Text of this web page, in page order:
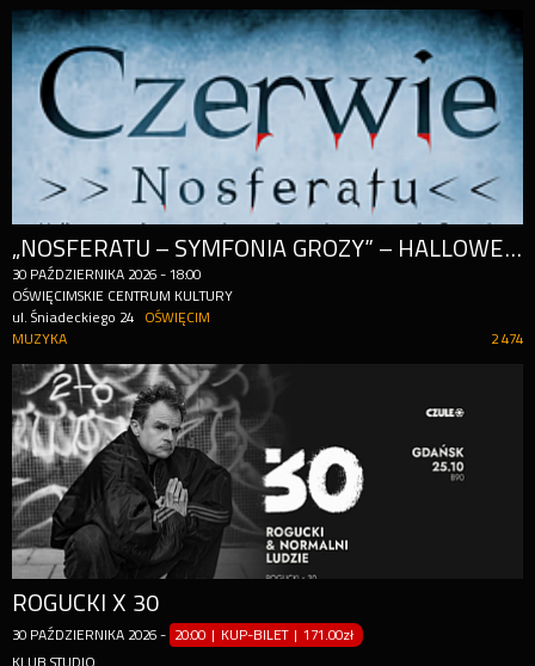
„NOSFERATU – SYMFONIA GROZY” – HALLOWEEN Z HORROREM I MUZYKĄ NA ŻYWO ZESPOŁU „CZERWIE” W RAMACH PROJEKTU DOM OTWARTY
30 PAŹDZIERNIKA 2026 -18:00
OŚWIĘCIMSKIE CENTRUM KULTURY
ul. Śniadeckiego 24
OŚWIĘCIM
2 474
MUZYKA
ROGUCKI X 30
30 PAŹDZIERNIKA 2026 - 20:00 | KUP-BILET |171.00zł
KLUB STUDIO